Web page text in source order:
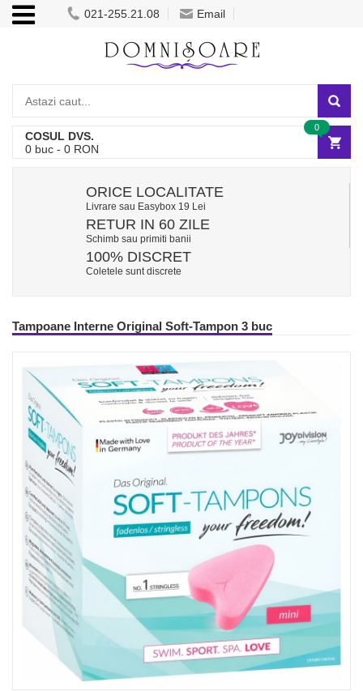
021-255.21.08 Email
COSUL DVS.
0 buc - 0 RON
0
ORICE LOCALITATE
Livrare sau Easybox 19 Lei
RETUR IN 60 ZILE
Schimb sau primiti banii
100% DISCRET
Coletele sunt discrete
Tampoane Interne Original Soft-Tampon 3 buc